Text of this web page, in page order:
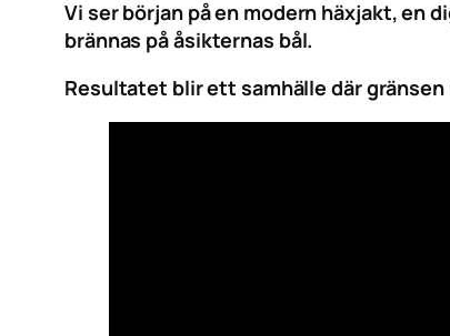
Vi ser början på en modern häxjakt, en
brännas på åsikternas bål.
Resultatet blir ett samhälle där